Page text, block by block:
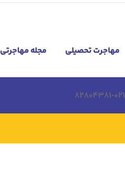
مهاجرت تحصیلی مجله مهاجرتی
82804381-021